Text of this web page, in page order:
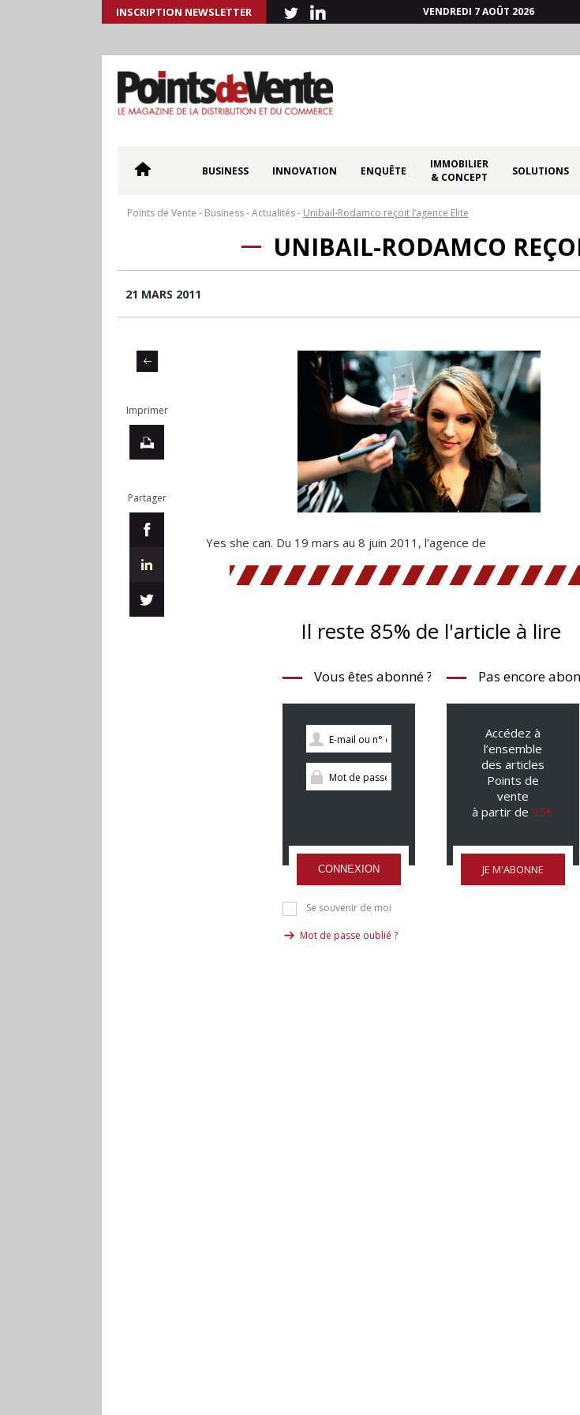
INSCRIPTION NEWSLETTER VENDREDI 7 AOÛT 2026
BUSINESS INNOVATION ENQUÊTE
IMMOBILIER
& CONCEPT
SOLUTIONS
Points de Vente - Business-Actualités- Unibail-Rodamco reçoit l’agence Elite
UNIBAIL-RODAMCO
21 MARS 2011
Imprimer
Partager
Yes she can. Du 19 mars au 8 juin 2011, l’agence de
Il reste 85% de l'article à lire
Vous êtes abonné ?
CONNEXION
Se souvenir de moi
Mot de passe oublié ?
Pas encore
Accédez à
l’ensemble
des articles
Points de
vente
à partir de 95€
JE M'ABONNE